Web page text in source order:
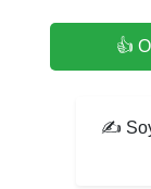
👍
✍️